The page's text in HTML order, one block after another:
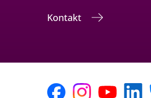
Kontakt